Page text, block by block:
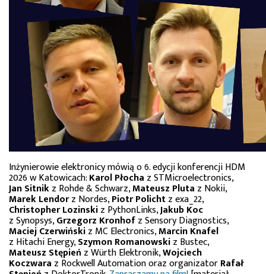
Inżynierowie elektronicy mówią o 6. edycji konferencji HDM
2026 w Katowicach:Karol Płocha z STMicroelectronics,
Jan Sitnikz Rohde & Schwarz,Mateusz Pluta z Nokii,
Marek Lendorz Nordes,Piotr Polichtz exa_22,
Christopher Lozinskiz PythonLinks,Jakub Koc
z Synopsys,Grzegorz Kronhofz Sensory Diagnostics,
Maciej Czerwińskiz MC Electronics,Marcin Knafel
z Hitachi Energy,Szymon Romanowskiz Bustec,
Mateusz Stępień z Würth Elektronik,Wojciech
Koczwara z Rockwell Automation oraz organizatorRafał